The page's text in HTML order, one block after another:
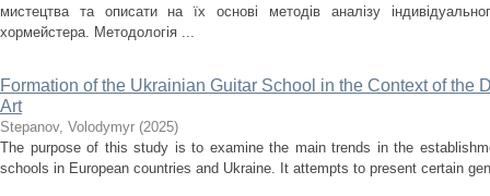
мистецтва та описати на їх основі методів аналізу
хормейстера. Методологія ...
Formation of the Ukrainian Guitar School in the Context of the
Art
Stepanov, Volodymyr (2025)
The purpose of this study is to examine the main trends in the
schools in European countries and Ukraine. It attempts to present certain